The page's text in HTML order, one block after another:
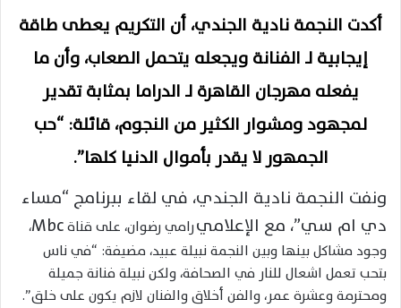
أكدت النجمة نادية الجندي، أن التكريم يعطى طاقة
إيجابيةلـ الفنانة ويجعله يتحمل الصعاب، وأن ما
يفعله مهرجان القاهرة لـ الدراما بمثابة تقدير
لمجهود ومشوار الكثير من النجوم، قائلة: “حب
الجمهور لا يقدر بأموال الدنيا كلها”.
ونفت النجمة نادية الجندي، في لقاء ببرنامج “مساء
دي ام سي”، مع الإعلاميرامي رضوان، على قناةMbc،
وجود مشاكل بينها وبين النجمة نبيلة عبيد، مضيفة: “في ناس
بتحب تعمل اشعال للنار في الصحافة، ولكن نبيلة فنانة جميلة
ومحترمة وعشرة عمر، والفن أخلاق والفنان لازم يكون على خلق”.